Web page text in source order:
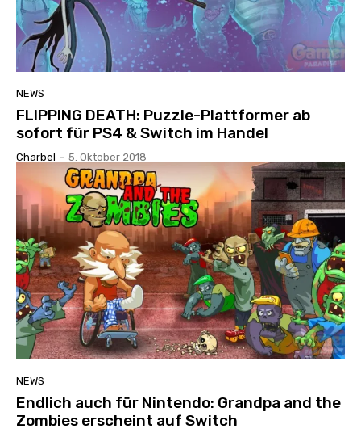
NEWS
FLIPPING DEATH: Puzzle-Plattformer ab
sofort für PS4 & Switch im Handel
Charbel - 5. Oktober 2018
NEWS
Endlich auch für Nintendo: Grandpa and the
Zombies erscheint auf Switch